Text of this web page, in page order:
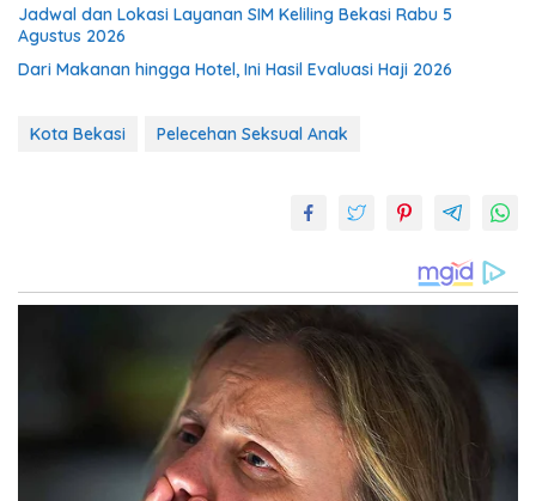
Jadwal dan Lokasi Layanan SIM Keliling Bekasi Rabu 5
Agustus 2026
Dari Makanan hingga Hotel, Ini Hasil Evaluasi Haji 2026
Kota Bekasi Pelecehan Seksual Anak